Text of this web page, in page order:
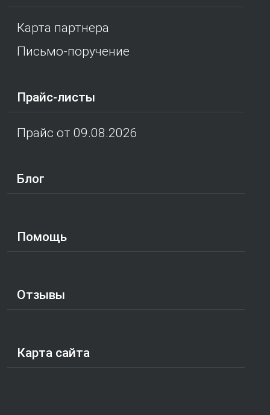
Карта партнера
Письмо-поручение
Прайс-листы
Прайс от 09.08.2026
Блог
Помощь
Отзывы
Карта сайта